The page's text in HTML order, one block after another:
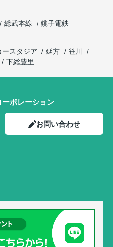
総武本線
銚子電鉄
ースタジア 延方
笹川
下総豊里
ポレーション
お問い合わせ